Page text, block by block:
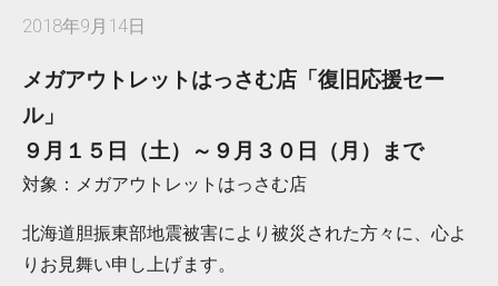
2018年9月14日
メガアウトレットはっさむ店「復旧応援セー
ル」
９月１５日（土）～９月３０日（月）まで
対象：メガアウトレットはっさむ店
北海道胆振東部地震被害により被災された方々に、心よ
りお見舞い申し上げます。